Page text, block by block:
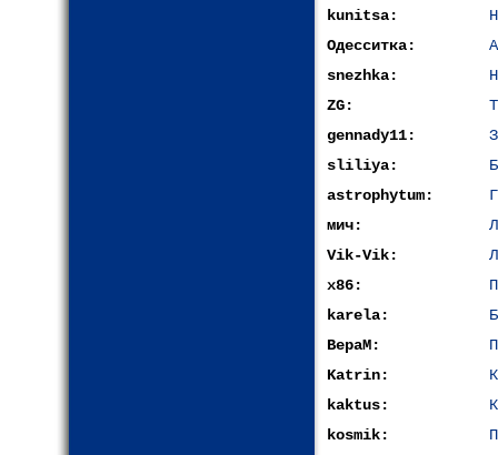
kunitsa:
Одесситка:
snezhka:
ZG:
gennady11:
sliliya:
astrophytum:
мич:
Vik-Vik:
x86:
karela:
ВераМ:
Katrin:
kaktus:
kosmik: